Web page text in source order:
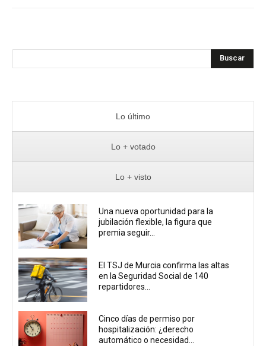
Buscar
Lo último
Lo + votado
Lo + visto
Una nueva oportunidad para la
jubilación flexible, la figura que
premia seguir...
El TSJ de Murcia confirma las altas
en la Seguridad Social de 140
repartidores...
Cinco días de permiso por
hospitalización: ¿derecho
automático o necesidad...